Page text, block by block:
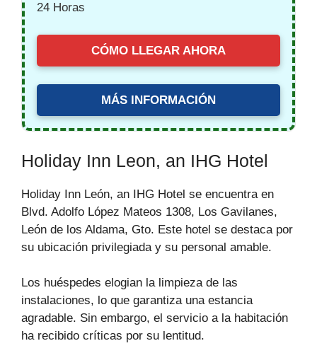
24 Horas
CÓMO LLEGAR AHORA
MÁS INFORMACIÓN
Holiday Inn Leon, an IHG Hotel
Holiday Inn León, an IHG Hotel se encuentra en
Blvd. Adolfo López Mateos 1308, Los Gavilanes,
León de los Aldama, Gto. Este hotel se destaca por
su ubicación privilegiada y su personal amable.
Los huéspedes elogian la limpieza de las
instalaciones, lo que garantiza una estancia
agradable. Sin embargo, el servicio a la habitación
ha recibido críticas por su lentitud.